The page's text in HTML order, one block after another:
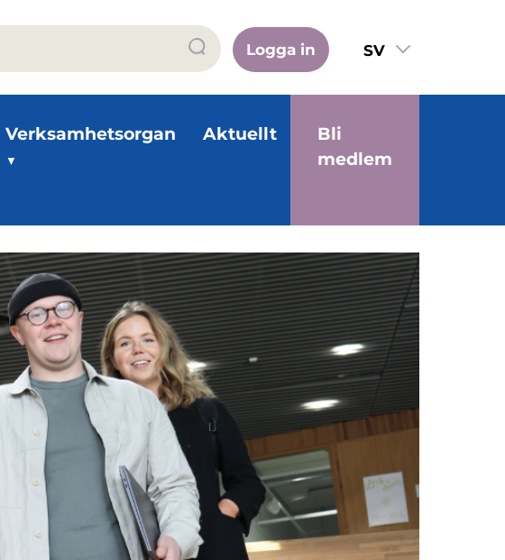
Logga in
SV
Verksamhetsorgan Aktuellt
Bli
medlem